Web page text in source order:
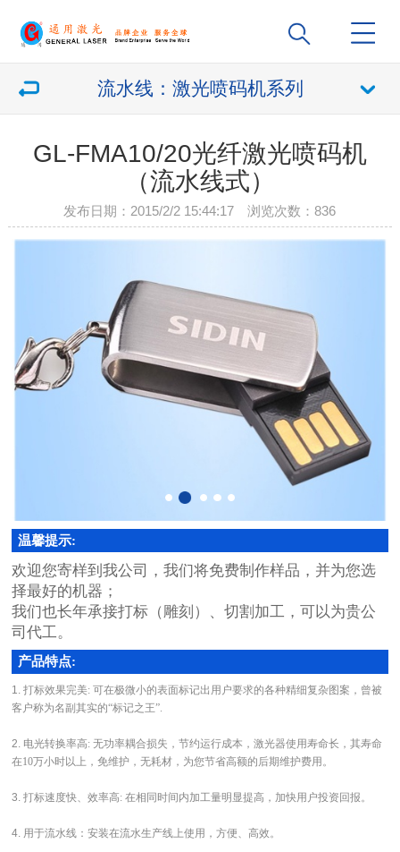
流水线：激光喷码机系列
GL-FMA10/20光纤激光喷码机
（流水线式）
发布日期：2015/2/2 15:44:17 浏览次数：836
温馨提示:
欢迎您寄样到我公司，我们将免费制作样品，并为您选
择最好的机器；
我们也长年承接打标（雕刻）、切割加工，可以为贵公
司代工。
产品特点:
1. 打标效果完美:可在极微小的表面标记出用户要求的各种精细复杂图案，曾被
客户称为名副其实的“标记之王”.
2. 电光转换率高:无功率耦合损失，节约运行成本，激光器使用寿命长，其寿命
在10万小时以上，免维护，无耗材，为您节省高额的后期维护费用。
3. 打标速度快、效率高:在相同时间内加工量明显提高，加快用户投资回报。
4. 用于流水线：安装在流水生产线上使用，方便、高效。